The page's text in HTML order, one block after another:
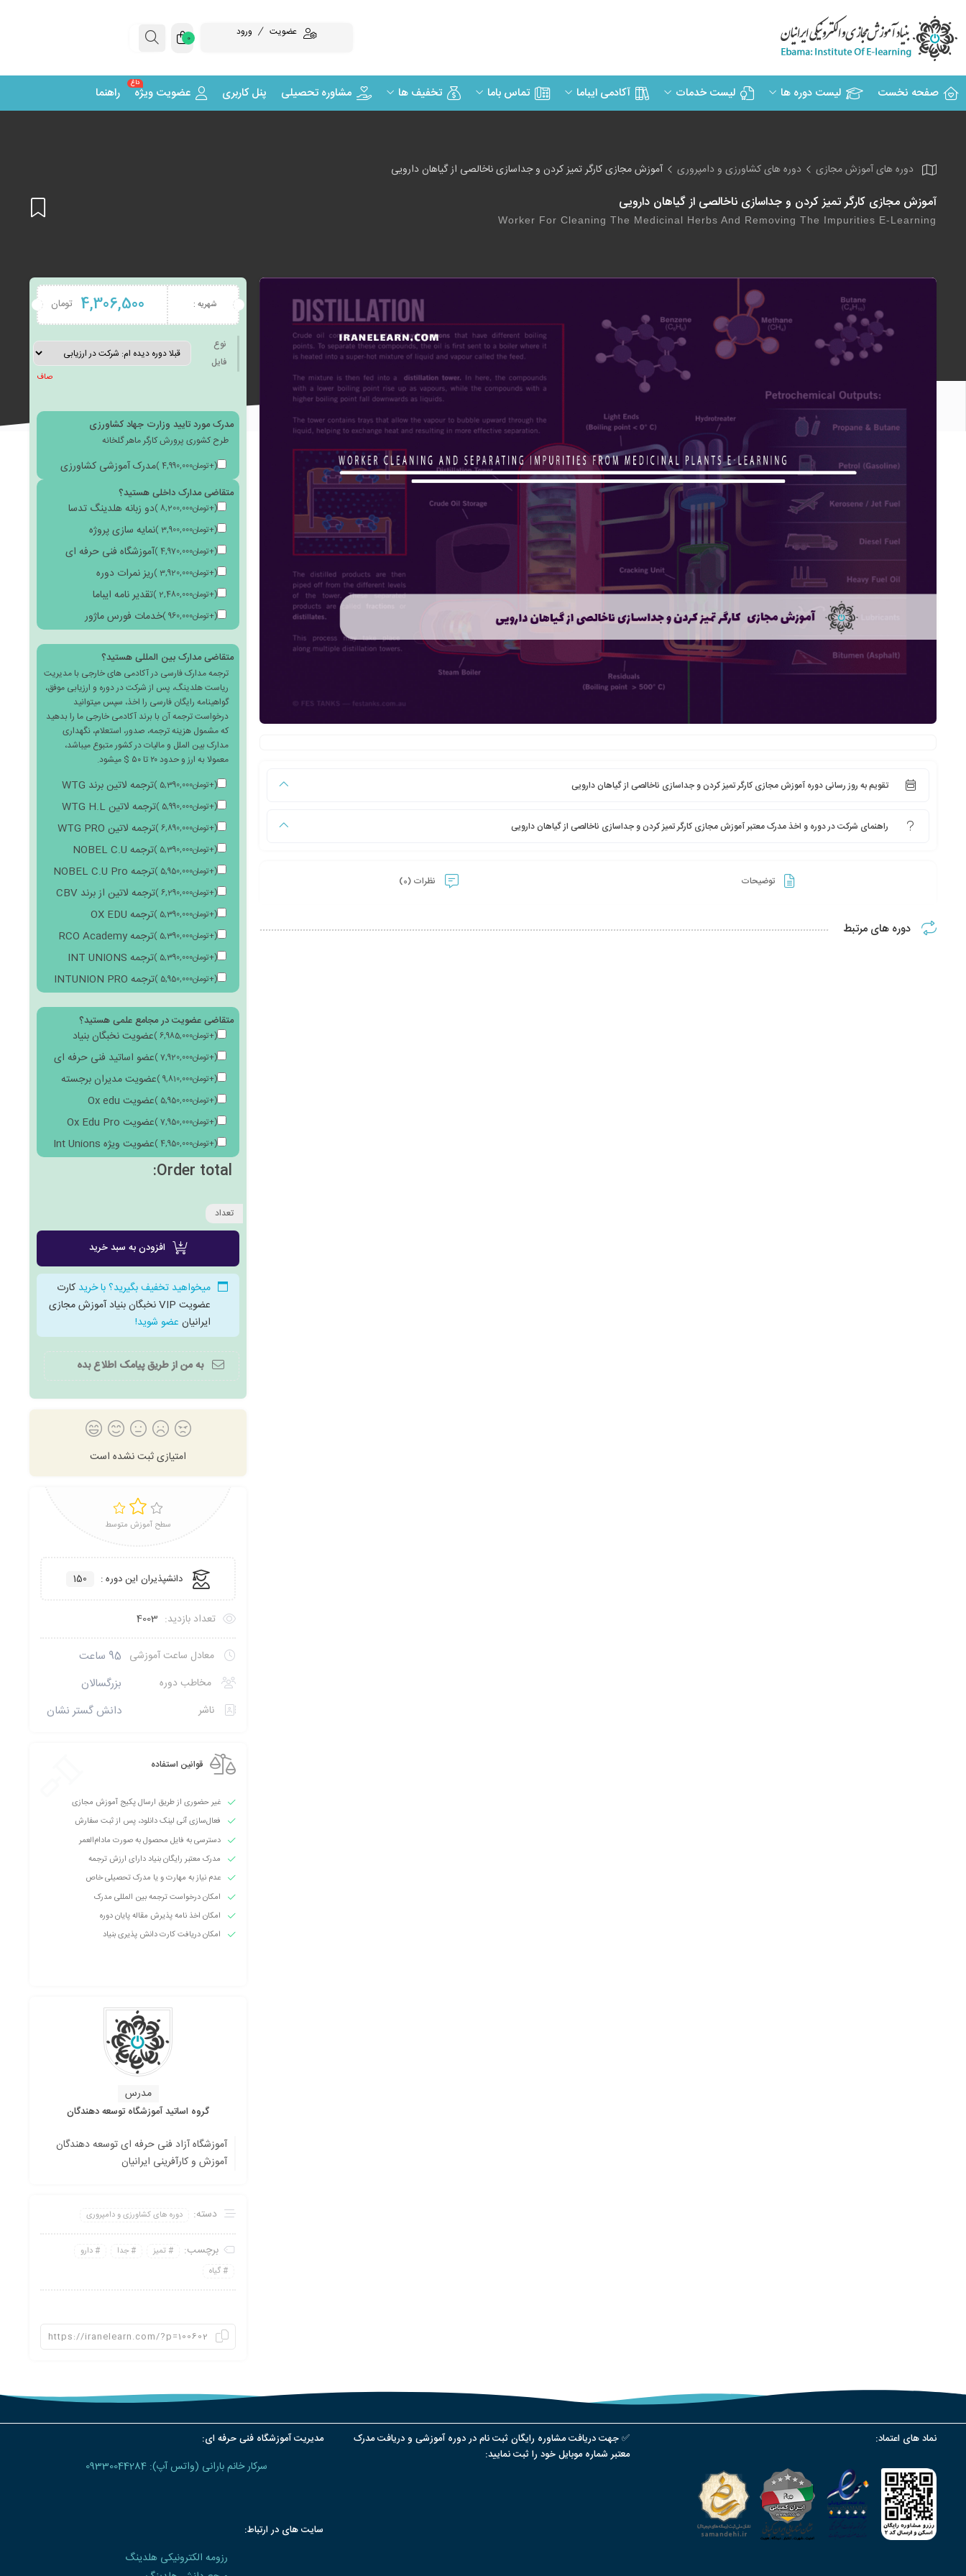
عضویت ورود 0
صفحه نخست لیست دوره ها لیست خدمات آکادمی ایباما تماس باما تخفیف ها مشاوره تحصیلی پنل کاربری عضویت ویژه
داغ
راهنما
دوره های آموزش مجازی دوره های کشاورزی و دامپروری آموزش مجازی کارگر تمیز کردن و جداسازی ناخالصی از گیاهان دارویی
آموزش مجازی کارگر تمیز کردن و جداسازی ناخالصی از گیاهان دارویی
Worker For Cleaning The Medicinal Herbs And Removing The Impurities E-Learning
به
تقویم به روز رسانی دوره آموزش مجازی کارگر تمیز کردن و جداسازی ناخالصی از گیاهان دارویی
راهنمای شرکت در دوره و اخذ مدرک معتبر آموزش مجازی کارگر تمیز کردن و جداسازی ناخالصی از گیاهان دارویی
توضیحات نظرات (0)
دوره های مرتبط
شهریه : 4,306,500 تومان
نوع
فایل
صاف
مدرک مورد تایید وزارت جهاد کشاورزی
طرح کشوری پرورش کارگر ماهر گلخانه
مدرک آموزشی کشاورزی (
+
4,990,000تومان )
متقاضی مدارک داخلی هستید؟
دو زبانه هلدینگ تدسا (
+
8,200,000تومان )
نمایه سازی پروژه (
+
3,900,000تومان )
آموزشگاه فنی حرفه ای (
+
4,970,000تومان )
ریز نمرات دوره (
+
3,920,000تومان )
تقدیر نامه ایباما (
+
2,480,000تومان )
خدمات فورس ماژور (
+
960,000تومان )
متقاضی مدارک بین المللی هستید؟
ترجمه مدارک فارسی در آکادمی های خارجی با مدیریت
ریاست هلدینگ، پس از شرکت در دوره و ارزیابی موفق،
گواهینامه رایگان فارسی را اخذ، سپس میتوانید
درخواست ترجمه آن با برند آکادمی خارجی ما را بدهید
که مشمول هزینه ترجمه، صدور، استعلام، نگهداری
مدارک بین الملل و مالیات در کشور متبوع میباشد،
معمولا به ارز و حدود ۲۰ تا ۵۰ $ میشود.
ترجمه لاتین برند WTG (
+
5,390,000تومان )
ترجمه لاتین WTG H.L (
+
5,990,000تومان )
ترجمه لاتین WTG PRO (
+
6,890,000تومان )
ترجمه NOBEL C.U (
+
5,390,000تومان )
ترجمه NOBEL C.U Pro (
+
5,950,000تومان )
ترجمه لاتین از برند CBV (
+
6,290,000تومان )
ترجمه OX EDU (
+
5,390,000تومان )
ترجمه RCO Academy (
+
5,390,000تومان )
ترجمه INT UNIONS (
+
5,390,000تومان )
ترجمه INTUNION PRO (
+
5,950,000تومان )
متقاضی عضویت در مجامع علمی هستید؟
عضویت نخبگان بنیاد (
+
6,985,000تومان )
عضو اساتید فنی حرفه ای (
+
7,920,000تومان )
عضویت مدیران برجسته (
+
9,810,000تومان )
عضویت Ox edu (
+
5,950,000تومان )
عضویت Ox Edu Pro (
+
7,950,000تومان )
عضویت ویژه Int Unions (
+
4,950,000تومان )
Order total:
تعداد
افزودن به سبد خرید
میخواهید تخفیف بگیرید؟ با خرید کارت
عضویت VIP نخبگان بنیاد آموزش مجازی
ایرانیان عضو شوید!
به من از طریق پیامک اطلاع بده
امتیازی ثبت نشده است
سطح آموزش متوسط
دانشپذیران این دوره : 150
تعداد بازدید: 4003
معادل ساعت آموزشی 95 ساعت
مخاطب دوره بزرگسالان
ناشر دانش گستر نشان
قوانین استفاده
غیر حضوری از طریق ارسال پکیج آموزش مجازی
فعال‌سازی آنی لینک دانلود، پس از ثبت سفارش
دسترسی به فایل محصول به صورت مادام‌العمر
مدرک معتبر رایگان بنیاد دارای ارزش ترجمه
عدم نیاز به مهارت و یا مدرک تحصیلی خاص
امکان درخواست ترجمه بین المللی مدرک
امکان اخذ نامه پذیرش مقاله پایان دوره
امکان دریافت کارت دانش پذیری بنیاد
مدرس
گروه اساتید آموزشگاه توسعه دهندگان
آموزشگاه آزاد فنی حرفه ای توسعه دهندگان
آموزش و کارآفرینی ایرانیان
دسته: دوره های کشاورزی و دامپروری
برچسب: تمیز جدا
دارو
گیاه
نماد های اعتماد:
✅ جهت دریافت مشاوره رایگان ثبت نام در دوره آموزشی و دریافت مدرک
معتبر شماره موبایل خود را ثبت نمایید:
مدیریت آموزشگاه فنی حرفه ای:
سرکار خانم بارانی (واتس آپ): 09330044284
سایت های در ارتباط:
رزومه الکترونیکی هلدینگ